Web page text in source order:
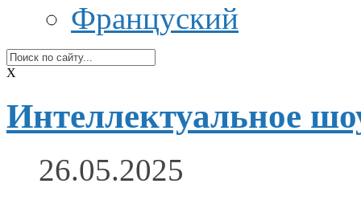
Француский
X
Интеллектуальное
26.05.2025